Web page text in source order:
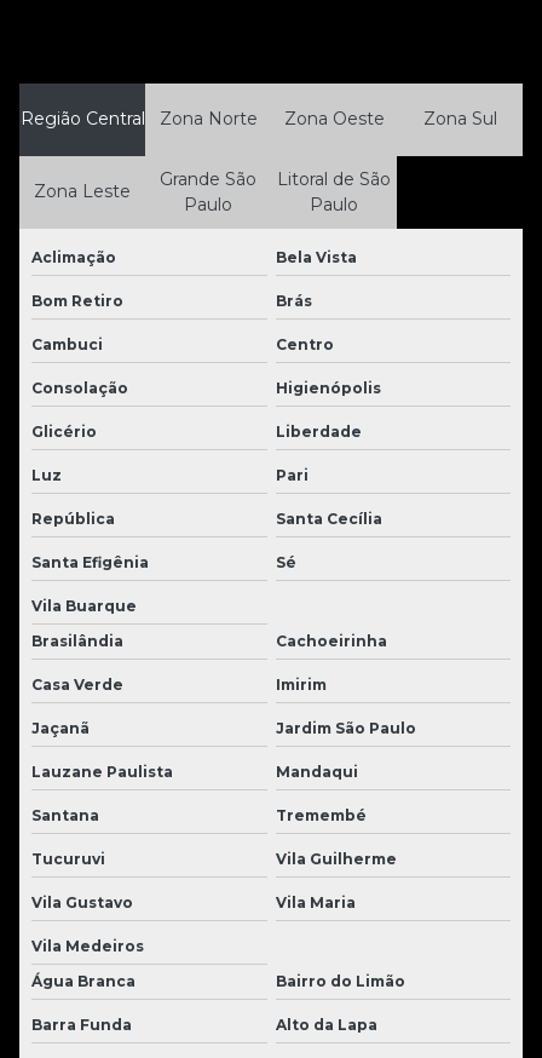
Região Central Zona Norte Zona Oeste Zona Sul
Zona Leste
Grande São
Paulo
Litoral de São
Paulo
Aclimação Bela Vista
Bom Retiro Brás
Cambuci Centro
Consolação Higienópolis
Glicério Liberdade
Luz Pari
República Santa Cecília
Santa Efigênia Sé
Vila Buarque
Brasilândia
Cachoeirinha
Casa Verde Imirim
Jaçanã Jardim São Paulo
Lauzane Paulista Mandaqui
Santana Tremembé
Tucuruvi Vila Guilherme
Vila Gustavo Vila Maria
Vila Medeiros
Água Branca
Bairro do Limão
Barra Funda Alto da Lapa